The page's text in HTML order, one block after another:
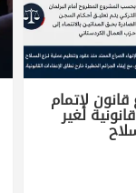
لإتمام
لغير